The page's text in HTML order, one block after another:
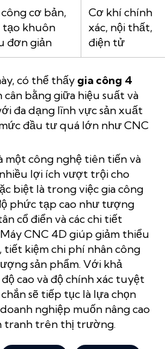
cơ bản,
tạo khuôn
đơn giản
Cơ khí chính
xác, nội thất,
điện tử
có thể thấy gia công 4
cân bằng giữa hiệu suất và
đa dạng lĩnh vực sản xuất
đầu tư quá lớn như CNC
một công nghệ tiên tiến và
lợi ích vượt trội cho
biệt là trong việc gia công
phức tạp cao như tượng
cổ điển và các chi tiết
CNC 4D giúp giảm thiểu
tiết kiệm chi phí nhân công
sản phẩm. Với khả
cao và độ chính xác tuyệt
sẽ tiếp tục là lựa chọn
nghiệp muốn nâng cao
tranh trên thị trường.